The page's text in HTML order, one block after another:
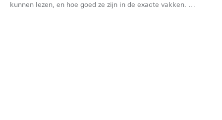
kunnen lezen, en hoe goed ze zijn in de exacte vakken.